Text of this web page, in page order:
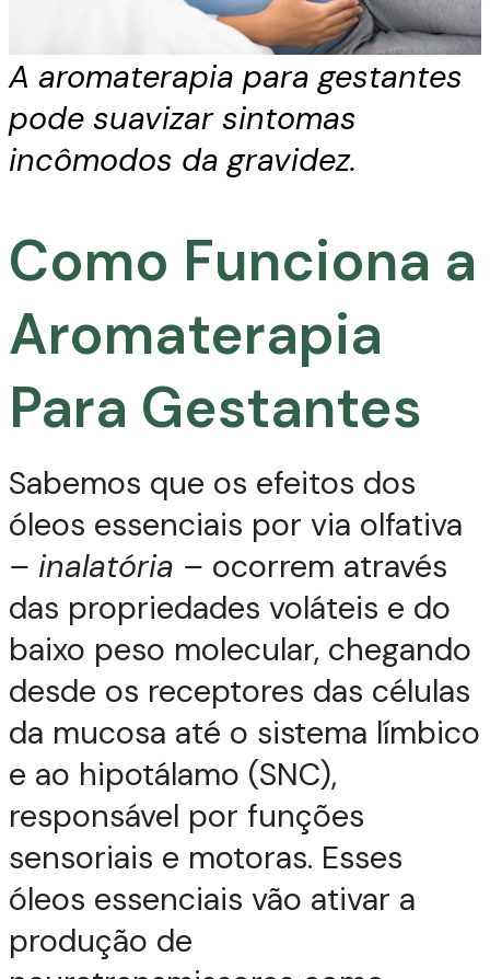
A aromaterapia para gestantes
pode suavizar sintomas
incômodos da gravidez.
Como Funciona a
Aromaterapia
Para Gestantes
Sabemos que os efeitos dos
óleos essenciais por via olfativa
– inalatória – ocorrem através
das propriedades voláteis e do
baixo peso molecular, chegando
desde os receptores das células
da mucosa até o sistema límbico
e ao hipotálamo (SNC),
responsável por funções
sensoriais e motoras. Esses
óleos essenciais vão ativar a
produção de